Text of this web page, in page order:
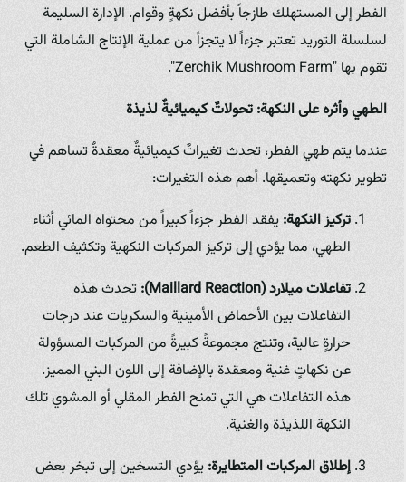
الفطر إلى المستهلك طازجاً بأفضل نكهةٍ وقوام. الإدارة السليمة
لسلسلة التوريد تعتبر جزءاً لا يتجزأ من عملية الإنتاج الشاملة التي
تقوم بها "Zerchik Mushroom Farm".
الطهي وأثره على النكهة: تحولاتٌ كيميائيةٌ لذيذة
عندما يتم طهي الفطر، تحدث تغيراتٌ كيميائيةٌ معقدةٌ تساهم في
تطوير نكهته وتعميقها. أهم هذه التغيرات:
تركيز النكهة:يفقد الفطر جزءاً كبيراً من محتواه المائي أثناء
الطهي، مما يؤدي إلى تركيز المركبات النكهية وتكثيف الطعم.
تفاعلات ميلارد (Maillard Reaction):
تحدث هذه
التفاعلات بين الأحماض الأمينية والسكريات عند درجات
حرارةٍ عالية، وتنتج مجموعةً كبيرةً من المركبات المسؤولة
عن نكهاتٍ غنية ومعقدة بالإضافة إلى اللون البني المميز.
هذه التفاعلات هي التي تمنح الفطر المقلي أو المشوي تلك
النكهة اللذيذة والغنية.
إطلاق المركبات المتطايرة:يؤدي التسخين إلى تبخر بعض